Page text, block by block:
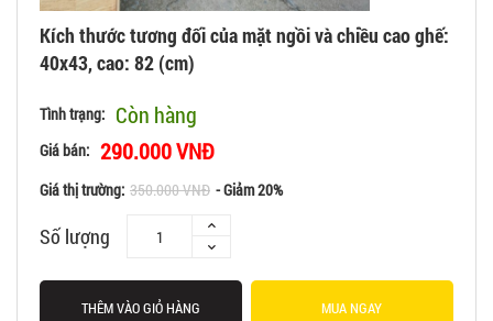
Kích thước tương đối của mặt ngồi và chiều cao ghế:
40x43, cao: 82 (cm)
Tình trạng: Còn hàng
Giá bán: 290.000 VNĐ
Giá thị trường: 350.000 VNĐ - Giảm 20%
Số lượng
THÊM VÀO GIỎ HÀNG MUA NGAY